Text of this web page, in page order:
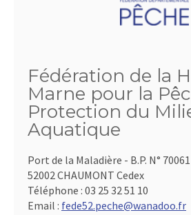
Fédération de la
Marne pour la
Protection du
Aquatique
Port de la Maladière - B.P. N° 70061
52002 CHAUMONT Cedex
Téléphone : 03 25 32 51 10
Email : fede52.peche@wanadoo.fr